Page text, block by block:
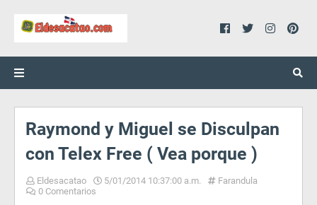
Raymond y Miguel se Disculpan
con Telex Free ( Vea porque )
Eldesacatao 5/01/2014 10:37:00 a.m.
Farandula
0 Comentarios